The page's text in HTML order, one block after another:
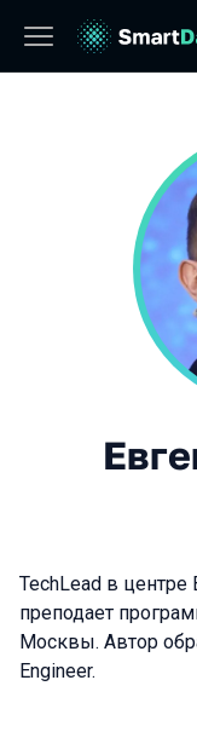
TechLead в
преподает
Москвы. Автор
Engineer.